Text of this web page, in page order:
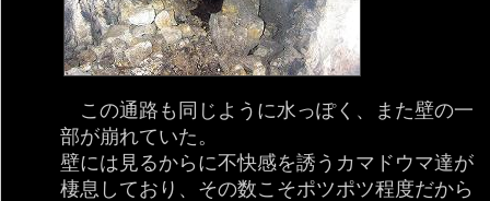
この通路も同じように水っぽく、また壁の一
部が崩れていた。
壁には見るからに不快感を誘うカマドウマ達が
棲息しており、その数こそポツポツ程度だから